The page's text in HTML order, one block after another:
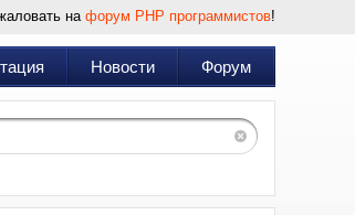
на форум PHP программистов!
Новости Форум